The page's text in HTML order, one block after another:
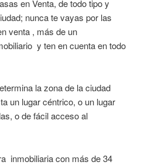
en Venta, de todo tipo y
nunca te vayas por las
venta , más de un
y ten en cuenta en todo
la zona de la ciudad
un lugar céntrico, o un lugar
o de fácil acceso al
inmobiliaria con más de 34